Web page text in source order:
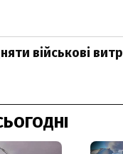
військові